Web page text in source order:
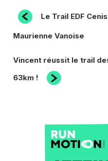
NAVIGATION
DE
Article
précédent
Le Trail EDF
Maurienne Vanoise
Article
Vincent réussit le trail
63km !